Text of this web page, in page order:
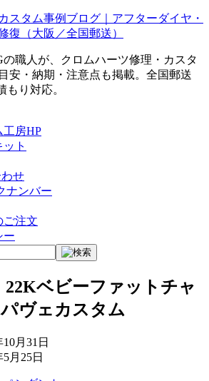
スタム事例ブログ｜アフターダイヤ・
復（大阪／全国郵送）
職人が、クロムハーツ修理・カスタ
安・納期・注意点も掲載。全国郵送
り対応。
工房HP
ト
せ
ナンバー
ご注文
ー
22Kベビーファットチャ
ヴェカスタム
10月31日
5月25日